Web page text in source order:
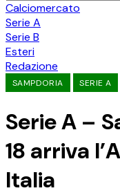
Calciomercato
Serie A
Serie B
Esteri
Redazione
SAMPDORIA SERIE A
Serie A –
18 arriva
Italia